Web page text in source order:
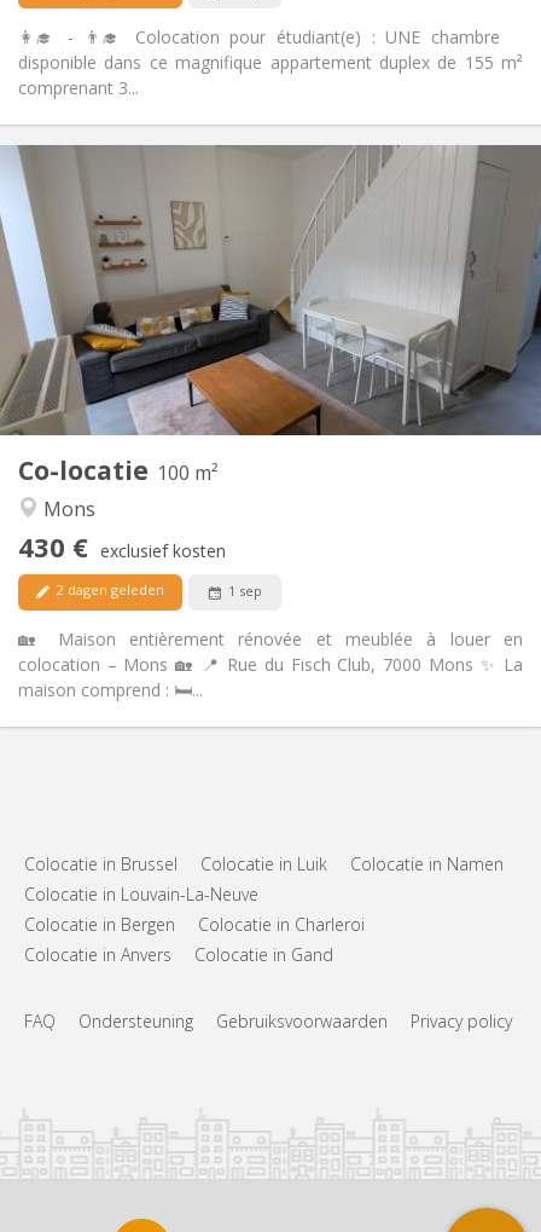
👩‍🎓 - 👨‍🎓 Colocation pour étudiant(e) : UNE chambre
disponible dans ce magnifique appartement duplex de 155 m²
comprenant 3...
Co-locatie 100 m²
Mons
430 € exclusief kosten
2 dagen geleden 1 sep
🏡 Maison entièrement rénovée et meublée à louer en
colocation – Mons 🏡 📍 Rue du Fisch Club, 7000 Mons ✨ La
maison comprend : 🛏️...
Praktische Informatie
Huur:
430 €
Kosten:
12 maanden
Domiciliëring:
Inrichting
Badkamer:
Gemeenschappelijk
Keuken:
Gemeenschappelijk
Oppervlakte:
100 m
2
Private kamers:
1
Ernstig, hartelijk, rustig, gemeenschappelijk
Colocatie in Brussel Colocatie in Luik
Colocatie in Namen
Colocatie in Louvain-La-Neuve
Colocatie in Bergen
Colocatie in Charleroi
Colocatie in Anvers
Colocatie in Gand
FAQ Ondersteuning Gebruiksvoorwaarden Privacy policy